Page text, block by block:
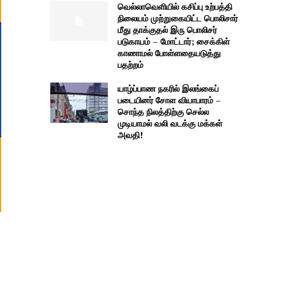
வெல்லாவெளியில் கசிப்பு உற்பத்தி
நிலையம் முற்றுகையிட்ட பொலிசார்
மீது தாக்குதல் இரு பொலிசர்
படுகாயம் – மோட்டார்; சைக்கிள்
காணாமல் போள்ளதையடுத்து
பதற்றம்
யாழ்ப்பாண நகரில் இலங்கைப்
படையினர் சோள வியாபாரம் –
சொந்த நிலத்திற்கு செல்ல
முடியாமல் வலி வடக்கு மக்கள்
அவதி!